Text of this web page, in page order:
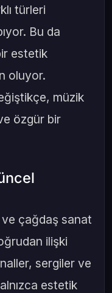
türleri
Bu da
estetik
oluyor.
müzik
özgür bir
çağdaş sanat
ilişki
sergiler ve
estetik